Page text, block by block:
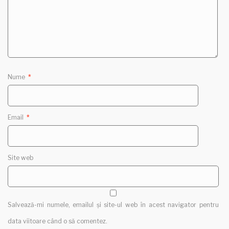
Nume *
Email *
Site web
Salvează-mi numele, emailul și site-ul web în acest navigator pentru
data viitoare când o să comentez.